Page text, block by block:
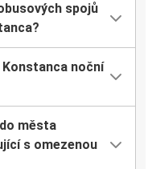
spojů
noční
města
s omezenou